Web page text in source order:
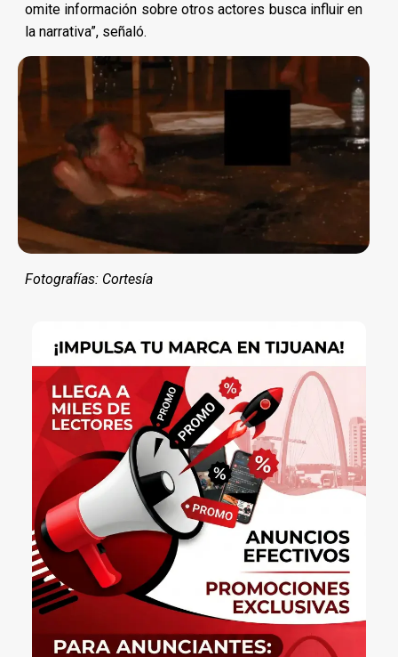
omite información sobre otros actores busca influir en
la narrativa”, señaló.
Fotografías: Cortesía